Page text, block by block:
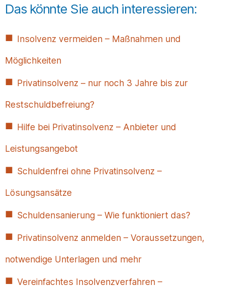
Das könnte Sie auch interessieren:
Insolvenz vermeiden – Maßnahmen und
Möglichkeiten
Privatinsolvenz – nur noch 3 Jahre bis zur
Restschuldbefreiung?
Hilfe bei Privatinsolvenz – Anbieter und
Leistungsangebot
Schuldenfrei ohne Privatinsolvenz –
Lösungsansätze
Schuldensanierung – Wie funktioniert das?
Privatinsolvenz anmelden – Voraussetzungen,
notwendige Unterlagen und mehr
Vereinfachtes Insolvenzverfahren –